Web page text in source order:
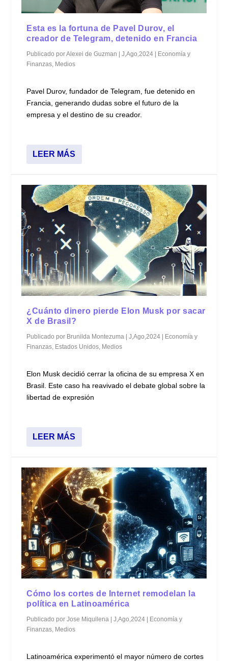
Esta es la fortuna de Pavel Durov, el
creador de Telegram, detenido en Francia
Publicado porAlexei de Guzman |J,Ago,2024
Economía y
Finanzas, Medios
Pavel Durov, fundador de Telegram, fue detenido en
Francia, generando dudas sobre el futuro de la
empresa y el destino de su creador.
LEER MÁS
¿Cuánto dinero pierde Elon Musk por sacar
X de Brasil?
Publicado por Brunilda Montezuma |J,Ago,2024
Economía y
Finanzas, Estados Unidos, Medios
Elon Musk decidió cerrar la oficina de su empresa X en
Brasil. Este caso ha reavivado el debate global sobre la
libertad de expresión
LEER MÁS
Cómo los cortes de Internet remodelan la
política en Latinoamérica
Publicado porJose Miquilena |J,Ago,2024 | Economía y
Finanzas Medios
Latinoamérica experimentó el mayor número de cortes